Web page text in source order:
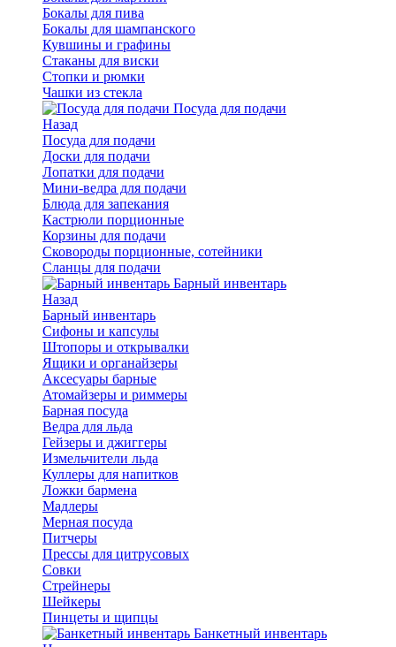
Бокалы для пива
Бокалы для шампанского
Кувшины и графины
Стаканы для виски
Стопки и рюмки
Чашки из стекла
Посуда для подачи
Назад
Посуда для подачи
Доски для подачи
Лопатки для подачи
Мини-ведра для подачи
Блюда для запекания
Кастрюли порционные
Корзины для подачи
Сковороды порционные, сотейники
Сланцы для подачи
Барный инвентарь
Назад
Барный инвентарь
Сифоны и капсулы
Штопоры и открывалки
Ящики и органайзеры
Аксесуары барные
Атомайзеры и риммеры
Барная посуда
Ведра для льда
Гейзеры и джиггеры
Измельчители льда
Куллеры для напитков
Ложки бармена
Мадлеры
Мерная посуда
Питчеры
Прессы для цитрусовых
Совки
Стрейнеры
Шейкеры
Пинцеты и щипцы
Банкетный инвентарь